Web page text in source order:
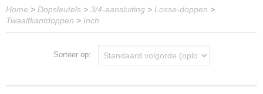
Home > Dopsleutels > 3/4-aansluiting > Losse-doppen >
Twaalfkantdoppen > Inch
Sorteer op: